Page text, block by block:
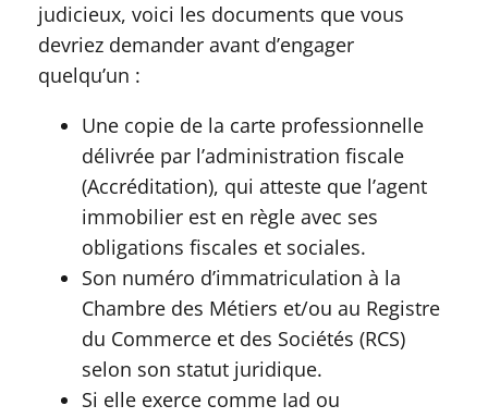
judicieux, voici les documents que vous
devriez demander avant d’engager
quelqu’un :
Une copie de la carte professionnelle
délivrée par l’administration fiscale
(Accréditation), qui atteste que l’agent
immobilier est en règle avec ses
obligations fiscales et sociales.
Son numéro d’immatriculation à la
Chambre des Métiers et/ou au Registre
du Commerce et des Sociétés (RCS)
selon son statut juridique.
Si elle exerce comme Iad ou